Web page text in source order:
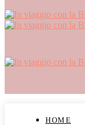
HOME